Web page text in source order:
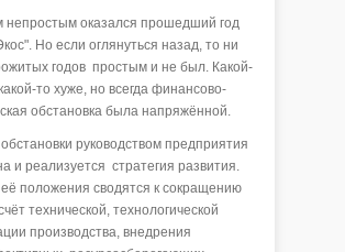
непростым оказался прошедший год
Но если оглянуться назад, то ни
годов простым и не был. Какой-
то хуже, но всегда финансово-
обстановка была напряжённой.
руководством предприятия
и реализуется стратегия развития.
положения сводятся к сокращению
технической, технологической
производства, внедрения